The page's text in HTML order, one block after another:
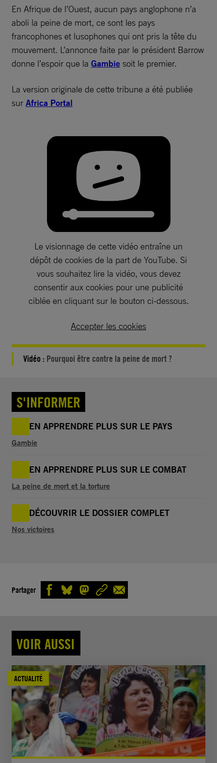
En Afrique de l’Ouest, aucun pays anglophone n’a
aboli la peine de mort, ce sont les pays
francophones et lusophones qui ont pris la tête du
mouvement. L’annonce faite par le président Barrow
donne l’espoir que la Gambie soit le premier.
La version originale de cette tribune a été publiée
sur Africa Portal
Le visionnage de cette vidéo entraîne un
dépôt de cookies de la part de YouTube. Si
vous souhaitez lire la vidéo, vous devez
consentir aux cookies pour une publicité
ciblée en cliquant sur le bouton ci-dessous.
Accepter les cookies
Vidéo : Pourquoi être contre la peine de mort ?
S'INFORMER
EN APPRENDRE PLUS SUR LE PAYS
Gambie
EN APPRENDRE PLUS SUR LE COMBAT
La peine de mort et la torture
DÉCOUVRIR LE DOSSIER COMPLET
Nos victoires
Partager
VOIR AUSSI
ACTUALITÉ